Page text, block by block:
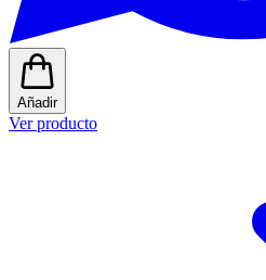
Añadir
Ver producto